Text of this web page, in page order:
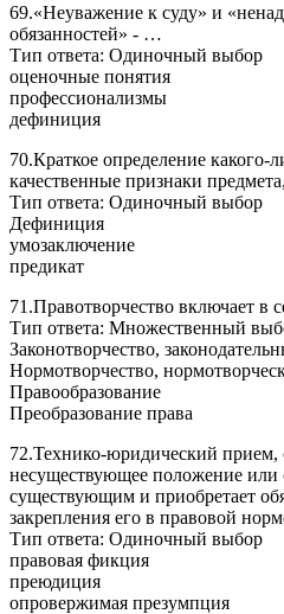
69.«Неуважение к суду» и
обязанностей» - …
Тип ответа: Одиночный выбор
оценочные понятия
профессионализмы
дефиниция
70.Краткое определение
качественные признаки
Тип ответа: Одиночный выбор
Дефиниция
умозаключение
предикат
71.Правотворчество включает в
Тип ответа: Множественный
Законотворчество,
Нормотворчество,
Правообразование
Преобразование права
72.Технико-юридический
несуществующее положение или
существующим и приобретает
закрепления его в правовой
Тип ответа: Одиночный выбор
правовая фикция
преюдиция
опровержимая презумпция